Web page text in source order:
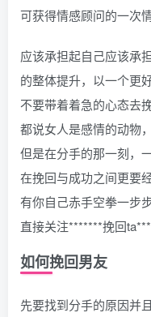
可获得情感顾问的一次
应该承担起自己应该承
的整体提升，以一个更
不要带着着急的心态去
都说女人是感情的动物
但是在分手的那一刻，
在挽回与成功之间更要
有你自己赤手空拳一步
直接关注*******挽回
如何挽回男友
先要找到分手的原因并